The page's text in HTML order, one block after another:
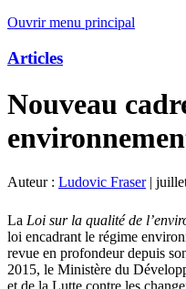
Ouvrir menu principal
Articles
Nouveau
Auteur : Ludovic Fraser
La Loi sur la qualité de
loi encadrant le régime
revue en profondeur depuis
2015, le Ministère du
et de la Lutte contre les